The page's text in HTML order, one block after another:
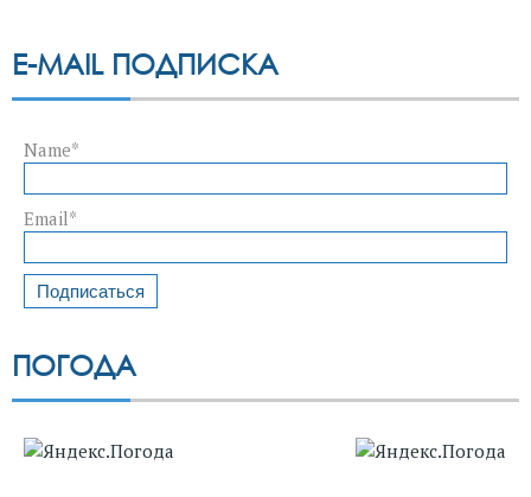
E-MAIL ПОДПИСКА
Name*
Email*
ПОГОДА